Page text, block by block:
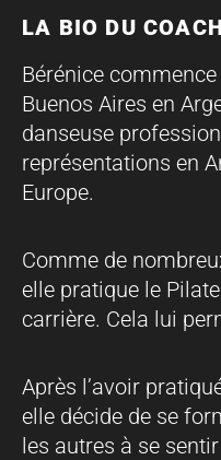
LA BIO DU COACH
Bérénice
Buenos Aires en
danseuse
représentations en
Europe.
Comme de
elle pratique le
carrière. Cela lui
Après l’avoir
elle décide de se
les autres à se